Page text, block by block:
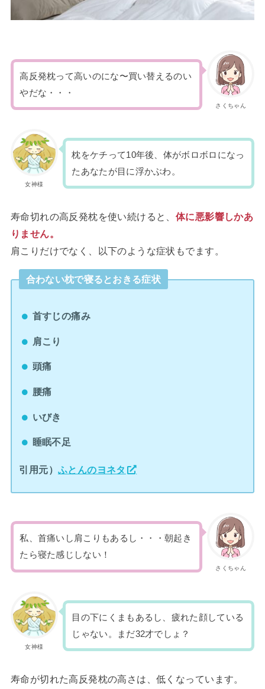
さくちゃん
高反発枕って高いのにな〜買い替えるのい
やだな・・・
女神様
枕をケチって10年後、体がボロボロになっ
たあなたが目に浮かぶわ。
寿命切れの高反発枕を使い続けると、 体に悪影響しかあ
りません。
肩こりだけでなく、以下のような症状もでます。
合わない枕で寝るとおきる症状
首すじの痛み
肩こり
頭痛
腰痛
いびき
睡眠不足
引用元） ふとんのヨネタ
さくちゃん
私、首痛いし肩こりもあるし・・・朝起き
たら寝た感じしない！
女神様
目の下にくまもあるし、疲れた顔している
じゃない。まだ32才でしょ？
寿命が切れた高反発枕の高さは、低くなっています。